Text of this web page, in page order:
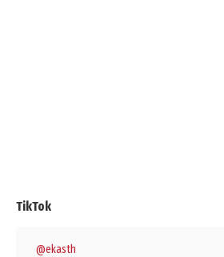
TikTok
@ekasth